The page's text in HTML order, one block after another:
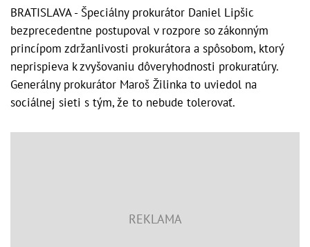
BRATISLAVA - Špeciálny prokurátor Daniel Lipšic
bezprecedentne postupoval v rozpore so zákonným
princípom zdržanlivosti prokurátora a spôsobom, ktorý
neprispieva k zvyšovaniu dôveryhodnosti prokuratúry.
Generálny prokurátor Maroš Žilinka to uviedol na
sociálnej sieti s tým, že to nebude tolerovať.